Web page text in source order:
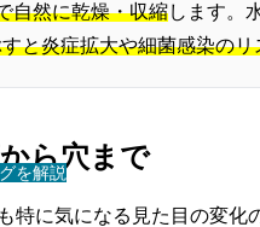
を解説
自然に乾燥・収縮します。
と炎症拡大や細菌感染の
ら穴まで
特に気になる見た目の変